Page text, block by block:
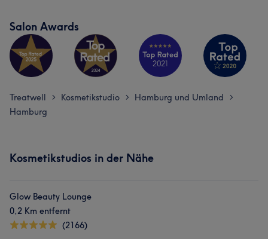
Salon Awards
Treatwell > Kosmetikstudio > Hamburg und Umland >
Hamburg
Kosmetikstudios in der Nähe
Glow Beauty Lounge
0,2 Km entfernt
(2166)